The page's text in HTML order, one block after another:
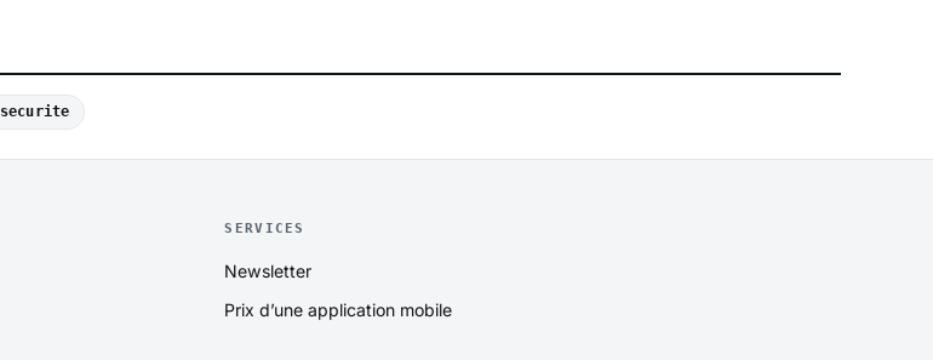
SERVICES
Newsletter
Prix d’une application mobile